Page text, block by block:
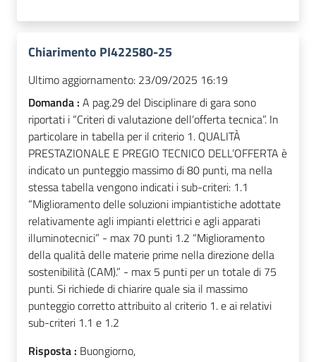
Chiarimento PI422580-25
Ultimo aggiornamento: 23/09/2025 16:19
Domanda : A pag.29 del Disciplinare di gara sono
riportati i “Criteri di valutazione dell’offerta tecnica”. In
particolare in tabella per il criterio 1. QUALITÀ
PRESTAZIONALE E PREGIO TECNICO DELL’OFFERTA è
indicato un punteggio massimo di 80 punti, ma nella
stessa tabella vengono indicati i sub-criteri: 1.1
“Miglioramento delle soluzioni impiantistiche adottate
relativamente agli impianti elettrici e agli apparati
illuminotecnici” - max 70 punti 1.2 “Miglioramento
della qualità delle materie prime nella direzione della
sostenibilità (CAM).” - max 5 punti per un totale di 75
punti. Si richiede di chiarire quale sia il massimo
punteggio corretto attribuito al criterio 1. e ai relativi
sub-criteri 1.1 e 1.2
Risposta : Buongiorno,